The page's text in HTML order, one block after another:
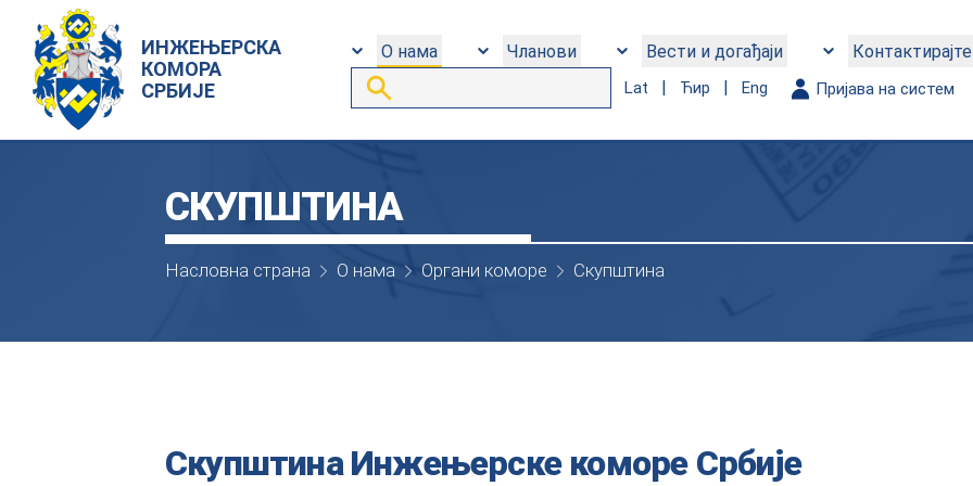
ИНЖЕЊЕРСКА
КОМОРА
СРБИЈЕ
О нама Чланови Вести и догађаји
Lat | Ћир | Eng Пријава на систем
СКУПШТИНА
Насловна страна О нама Органи коморе Скупштина
Скупштина Инжењерске коморе Србије